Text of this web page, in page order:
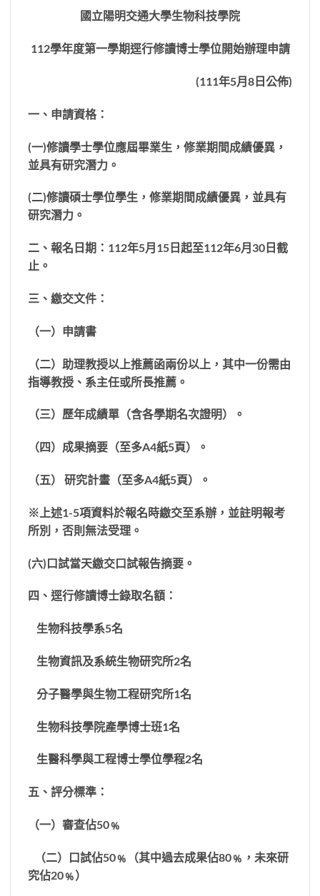
國立陽明交通大學生物科技學院
112學年度第一學期逕行修讀博士學位開始辦理申請
(111年5月8日公佈)
一、申請資格：
(一)修讀學士學位應屆畢業生，修業期間成績優異，
並具有研究潛力。
(二)修讀碩士學位學生，修業期間成績優異，並具有
研究潛力。
二、報名日期： 112年5月15日起至112年6月30日截
止。
三、繳交文件：
（一）申請書
（二）
助理教授以上推薦函兩份以上，其中一份需由
指導教授、系主任或所長推薦。
（三）歷年成績單（含各學期名次證明） 。
（四） 成果摘要（至多A4紙5頁）。
（五） 研究計畫（至多A4紙5頁）。
※ 上述1-5項資料於報名時繳交至系辦，並註明報考
所別，否則無法受理。
(六)口試當天繳交口試報告摘要。
四、逕行修讀博士錄取名額：
生物科技學系5名
生物資訊及系統生物研究所2名
分子醫學與生物工程研究所1名
生物科技學院產學博士班1名
生醫科學與工程博士學位學程2名
五、評分標準：
（一）審查佔50﹪
（二） 口試佔50﹪（其中過去成果佔80﹪，未來研
究佔20﹪）